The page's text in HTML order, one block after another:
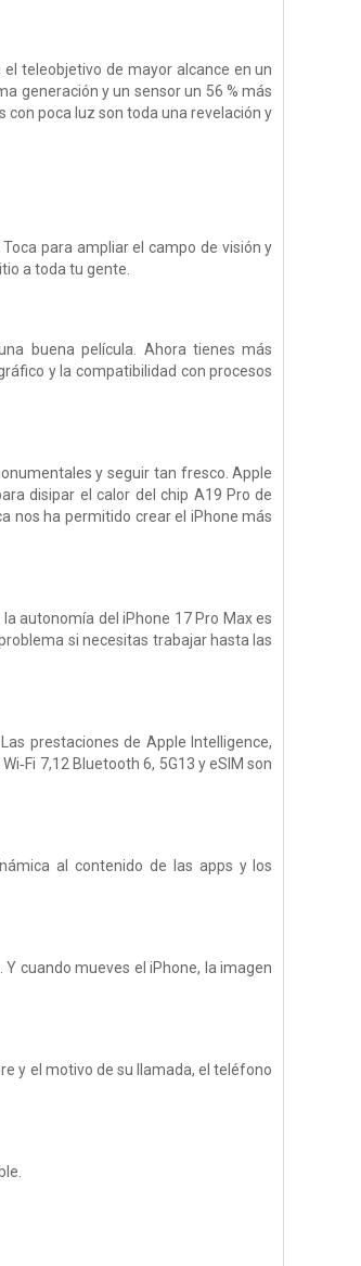
teleobjetivo de mayor alcance en un
generación y un sensor un 56 % más
poca luz son toda una revelación y
para ampliar el campo de visión y
a toda tu gente.
buena película. Ahora tienes más
y la compatibilidad con procesos
y seguir tan fresco. Apple
disipar el calor del chip A19 Pro de
nos ha permitido crear el iPhone más
autonomía del iPhone 17 Pro Max es
si necesitas trabajar hasta las
prestaciones de Apple Intelligence,
7,12 Bluetooth 6, 5G13 y eSIM son
al contenido de las apps y los
cuando mueves el iPhone, la imagen
y el motivo de su llamada, el teléfono